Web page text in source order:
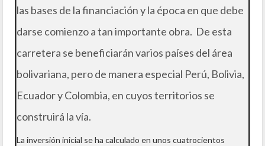
las bases de la financiación y la época en que debe
darse comienzo a tan importante obra. De esta
carretera se beneficiarán varios países del área
bolivariana, pero de manera especial Perú, Bolivia,
Ecuador y Colombia, en cuyos territorios se
construirá la vía.
La inversión inicial se ha calculado en unos cuatrocientos